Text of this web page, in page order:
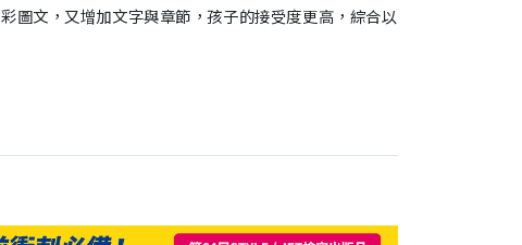
圖文，又增加文字與章節，孩子的接受度更高，綜合以